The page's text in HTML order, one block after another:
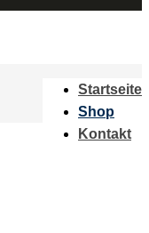
Startseite
Shop
Kontakt